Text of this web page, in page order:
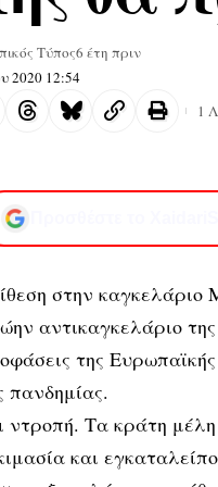
2020 12:54
Τύπος6 έτη πριν
1
στην
αντικαγκελάριο
της
πανδημίας.
ντροπή. Τα κράτη
και